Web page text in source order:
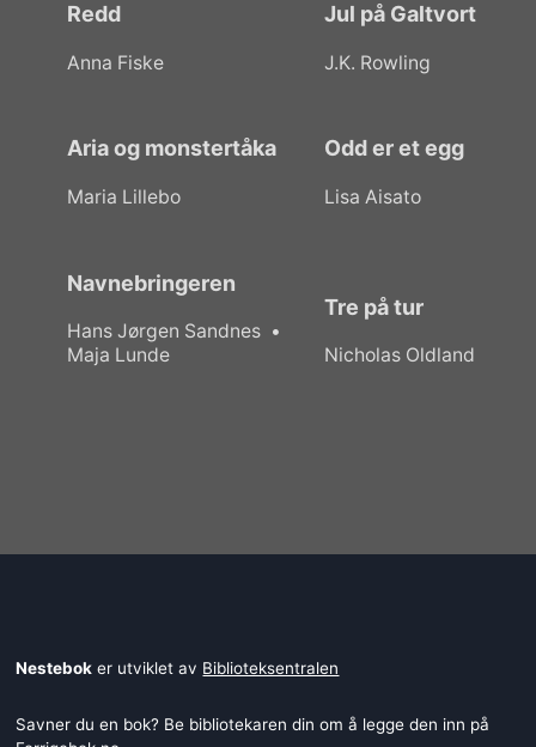
Redd
Anna Fiske
Jul på Galtvort
J.K. Rowling
Aria og monstertåka
Maria Lillebo
Odd er et egg
Lisa Aisato
Navnebringeren
Hans Jørgen Sandnes
Maja Lunde
Tre på tur
Nicholas Oldland
Nestebok er utviklet av Biblioteksentralen
Savner du en bok? Be bibliotekaren din om å legge den inn på